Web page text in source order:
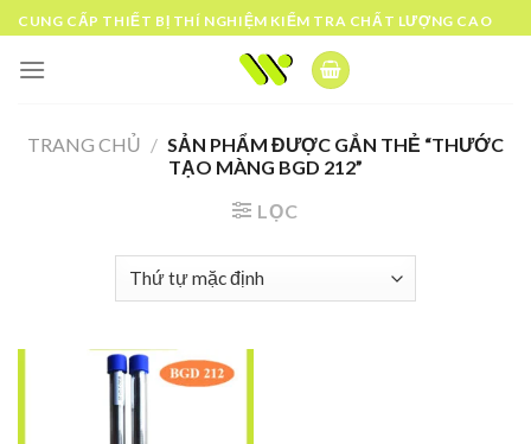
Skip
to
content
CUNG CẤP THIẾT BỊ THÍ NGHIỆM KIỂM TRA CHẤT LƯỢNG CAO
TRANG CHỦ / SẢN PHẨM ĐƯỢC GẮN THẺ “THƯỚC
TẠO MÀNG BGD 212”
LỌC